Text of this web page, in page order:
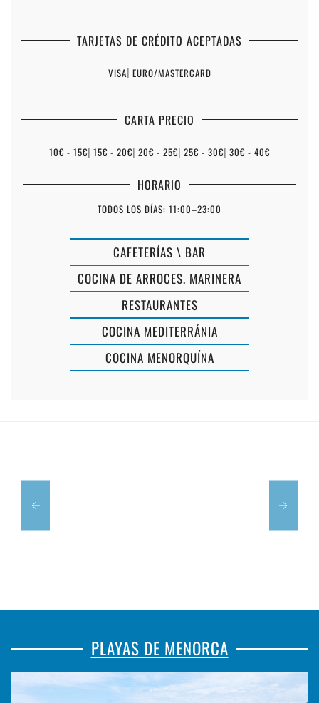
TARJETAS DE CRÉDITO ACEPTADAS
VISA| EURO/MASTERCARD
CARTA PRECIO
10€ - 15€| 15€ - 20€| 20€ - 25€| 25€ - 30€| 30€ - 40€
HORARIO
TODOS LOS DÍAS: 11:00–23:00
CAFETERÍAS \ BAR
COCINA DE ARROCES. MARINERA
RESTAURANTES
COCINA MEDITERRÁNIA
COCINA MENORQUÍNA
EL
FARO
DE
PLAYAS DE MENORCA